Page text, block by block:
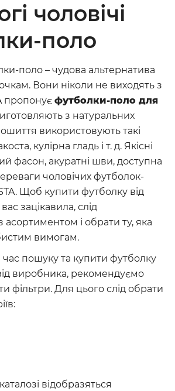
чоловічі
поло
поло – чудова альтернатива
Вони ніколи не виходять з
пропонує футболки-поло для
з натуральних
використовують такі
кулірна гладь і т. д. Якісні
фасон, акуратні шви, доступна
чоловічих футболок-
Щоб купити футболку від
зацікавила, слід
і обрати ту, яка
вимогам.
пошуку та купити футболку
виробника, рекомендуємо
фільтри. Для цього слід обрати
відобразяться